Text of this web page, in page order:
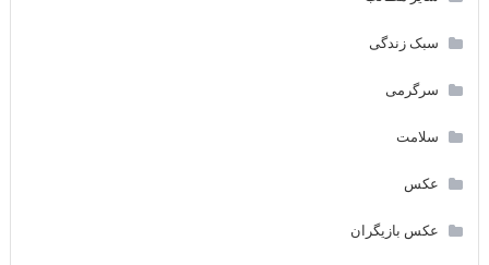
سبک زندگی
سرگرمی
سلامت
عکس
عکس بازیگران